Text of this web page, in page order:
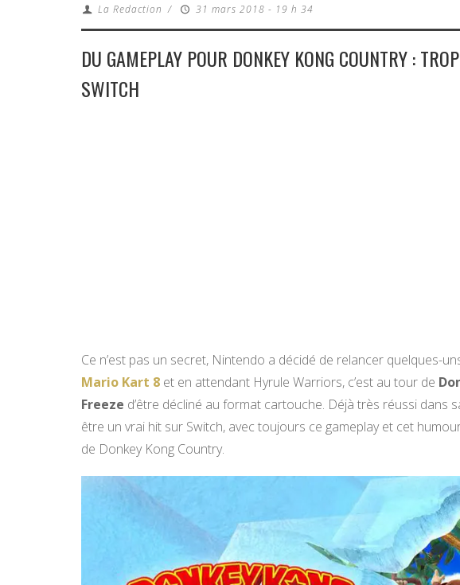
La Redaction / 31 mars 2018 - 19 h 34
DU GAMEPLAY POUR DONKEY KONG COUNTRY :
SWITCH
Ce n’est pas un secret, Nintendo a décidé de relancer quelques-
Mario Kart 8 et en attendant Hyrule Warriors, c’est au tour de
Freeze d’être décliné au format cartouche. Déjà très réussi dans
être un vrai hit sur Switch, avec toujours ce gameplay et cet
de Donkey Kong Country.